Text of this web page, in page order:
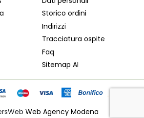
Storico ordini
Indirizzi
Tracciatura ospite
Faq
Sitemap AI
Web Agency Modena